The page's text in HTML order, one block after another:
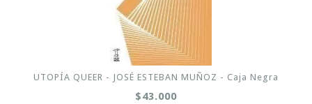
UTOPÍA QUEER - JOSÉ ESTEBAN MUÑOZ - Caja Negra
$43.000